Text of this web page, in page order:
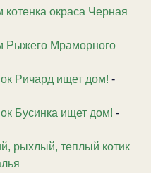
котенка окраса Черная
Рыжего Мраморного
Ричард ищет дом! -
Бусинка ищет дом! -
рыхлый, теплый котик